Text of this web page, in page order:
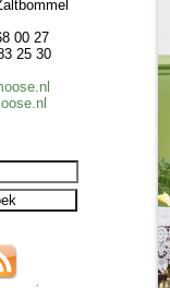
00 27
25 30